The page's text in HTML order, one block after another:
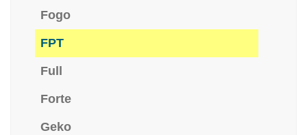
Fogo
FPT
Full
Forte
Geko